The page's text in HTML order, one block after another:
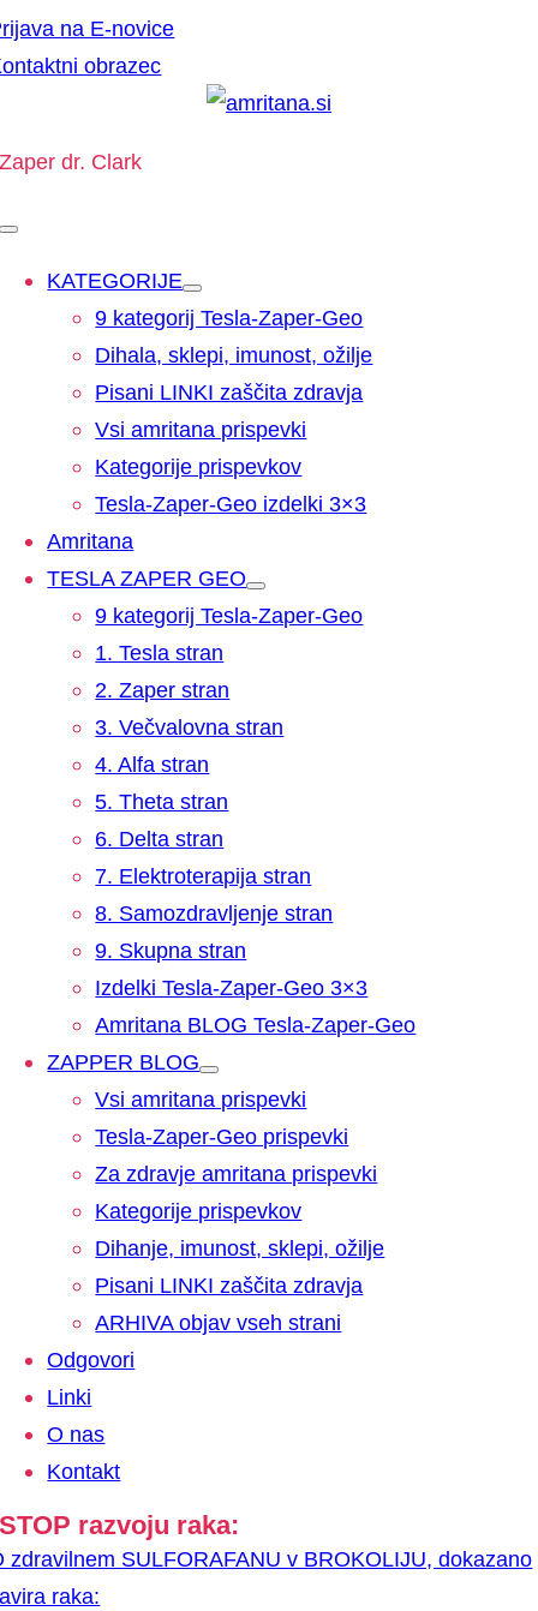
Skip
to
na E-novice
obrazec
Zaper dr. Clark
Toggle
KATEGORIJE
9 kategorij Tesla-Zaper-Geo
Dihala, sklepi, imunost, ožilje
Pisani LINKI zaščita zdravja
Vsi amritana prispevki
Kategorije prispevkov
Tesla-Zaper-Geo izdelki 3×3
Amritana
TESLA ZAPER GEO
9 kategorij Tesla-Zaper-Geo
1. Tesla stran
2. Zaper stran
3. Večvalovna stran
4. Alfa stran
5. Theta stran
6. Delta stran
7. Elektroterapija stran
8. Samozdravljenje stran
9. Skupna stran
Izdelki Tesla-Zaper-Geo 3×3
Amritana BLOG Tesla-Zaper-Geo
ZAPPER BLOG
Vsi amritana prispevki
Tesla-Zaper-Geo prispevki
Za zdravje amritana prispevki
Kategorije prispevkov
Dihanje, imunost, sklepi, ožilje
Pisani LINKI zaščita zdravja
ARHIVA objav vseh strani
Odgovori
Linki
O nas
Kontakt
STOP razvoju raka:
zdravilnem SULFORAFANU v BROKOLIJU, dokazano
raka: